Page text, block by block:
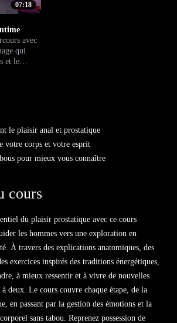
07:18
avec
qui
et le
le plaisir anal et prostatique
votre corps et votre esprit
pour mieux vous connaître
cours
du plaisir prostatique avec ce cours
les hommes vers une exploration en
À travers des explications anatomiques, des
exercices inspirés des traditions énergétiques,
à mieux ressentir et à vivre de nouvelles
à deux. Le cours couvre chaque étape, de la
en passant par la gestion des émotions et la
sans tabou. Reprenez possession de